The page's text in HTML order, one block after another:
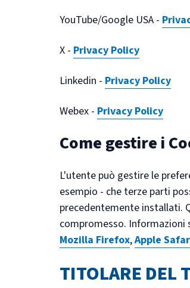
YouTube/Google USA -
X - Privacy Policy
Linkedin - Privacy Policy
Webex - Privacy Policy
Come gestire i
L'utente può gestire le
esempio - che terze parti
precedentemente installati.
compromesso. Informazioni
Mozilla Firefox,Apple
TITOLARE DEL